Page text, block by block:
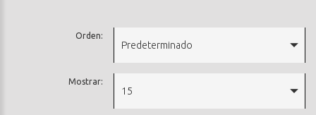
Orden:
Predeterminado
Mostrar:
15